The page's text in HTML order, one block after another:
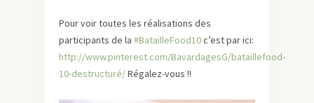
Pour voir toutes les réalisations des
participants de la #BatailleFood10c’est par ici:
http://www.pinterest.com/BavardagesG/bataillefood-
10-destructuré/Régalez-vous !!